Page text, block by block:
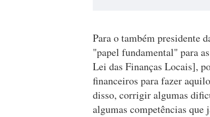
Para o também presidente
"papel fundamental" para
Lei das Finanças Locais],
financeiros para fazer
disso, corrigir algumas
algumas competências